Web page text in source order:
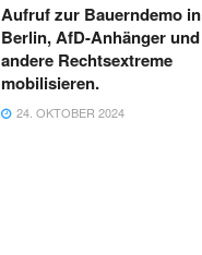
Aufruf zur Bauerndemo in
Berlin, AfD-Anhänger und
andere Rechtsextreme
mobilisieren.
24. OKTOBER 2024